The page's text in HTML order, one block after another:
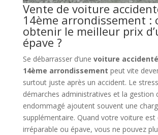
Vente de voiture
14ème arrondissement :
obtenir le meilleur prix
épave ?
Se débarrasser d’une voiture
14ème arrondissement peut vite
surtout juste après un accident. Le
démarches administratives et la gestion
endommagé ajoutent souvent une
supplémentaire. Quand votre voiture est
irréparable ou épave, vous ne pouvez